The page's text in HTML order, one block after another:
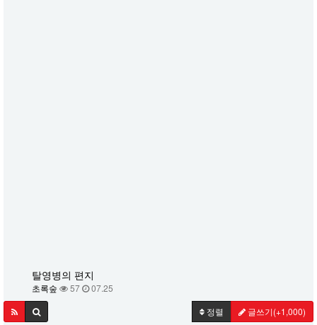
탈영병의 편지
초록숲 57
07.25
정렬
글쓰기(+1,000)